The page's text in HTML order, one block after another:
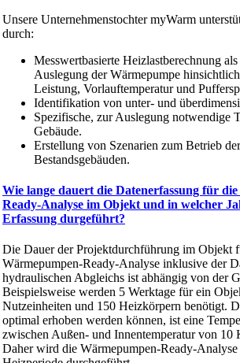
Unsere Unternehmenstochter myWarm
durch:
Messwertbasierte Heizlastberechnung
Auslegung der Wärmepumpe hinsichtlich
Leistung, Vorlauftemperatur und
Identifikation von unter- und
Spezifische, zur Auslegung notwendige
Gebäude.
Erstellung von Szenarien zum Betrieb
Bestandsgebäuden.
Wie lange dauert die Datenerfassung für
Ready-Analyse im Objekt und in welcher
Erfassung durgeführt?
Die Dauer der Projektdurchführung im Objekt
Wärmepumpen-Ready-Analyse inklusive der
hydraulischen Abgleichs ist abhängig von der
Beispielsweise werden 5 Werktage für ein
Nutzeinheiten und 150 Heizkörpern benötigt.
optimal erhoben werden können, ist eine
zwischen Außen- und Innentemperatur von 10
Daher wird die Wärmepumpen-Ready-